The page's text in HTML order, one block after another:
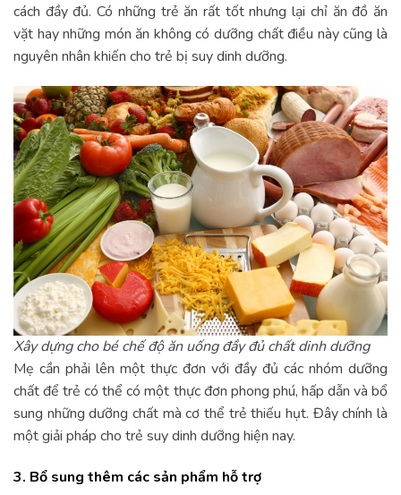
cách đầy đủ. Có những trẻ ăn rất tốt nhưng lại chỉ ăn đồ ăn
vặt hay những món ăn không có dưỡng chất điều này cũng là
nguyên nhân khiến cho trẻ bị suy dinh dưỡng.
Xây dựng cho bé chế độ ăn uống đầy đủ chất dinh dưỡng
Mẹ cần phải lên một thực đơn với đầy đủ các nhóm dưỡng
chất để trẻ có thể có một thực đơn phong phú, hấp dẫn và bổ
sung những dưỡng chất mà cơ thể trẻ thiếu hụt. Đây chính là
một giải pháp cho trẻ suy dinh dưỡng hiện nay.
3. Bổ sung thêm các sản phẩm hỗ trợ